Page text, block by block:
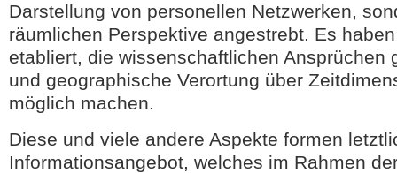
Darstellung von personellen Netzwerken,
räumlichen Perspektive angestrebt. Es
etabliert, die wissenschaftlichen Ansprüchen
und geographische Verortung über
möglich machen.
Diese und viele andere Aspekte formen
Informationsangebot, welches im Rahmen